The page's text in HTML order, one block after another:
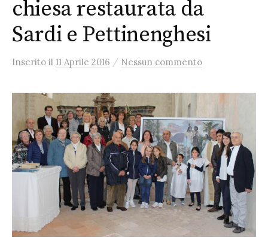
chiesa restaurata da
Sardi e Pettinenghesi
Inserito il 11 Aprile 2016 / Nessun commento